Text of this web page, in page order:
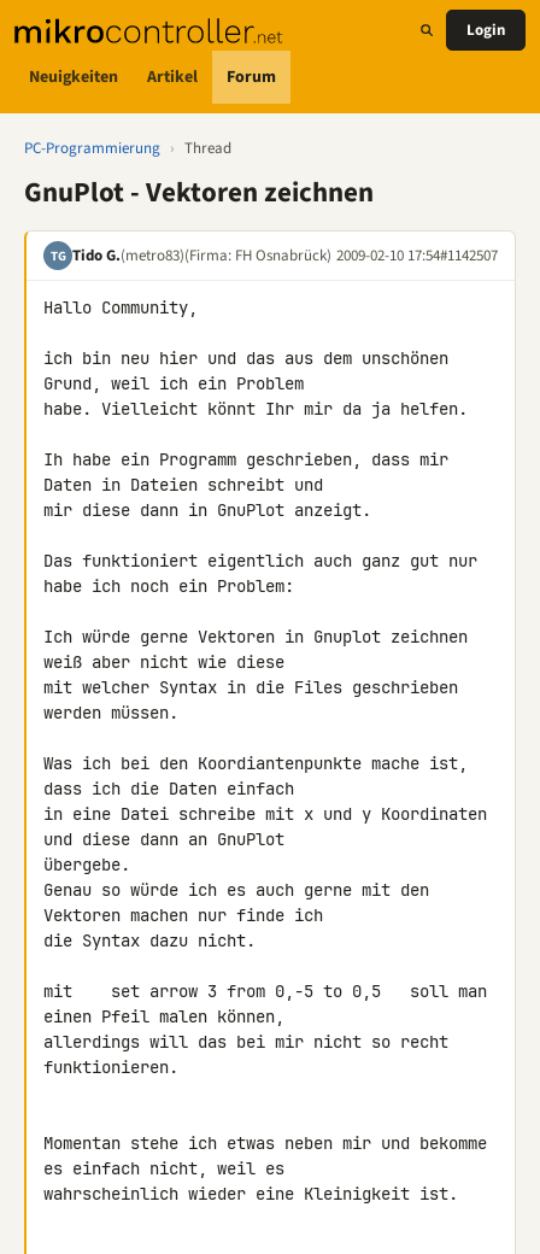
Neuigkeiten Artikel Forum
Login
PC-Programmierung › Thread
GnuPlot - Vektoren zeichnen
TG Tido G.(metro83)(Firma: FH Osnabrück) 2009-02-10 17:54#1142507
Hallo Community,
ich bin neu hier und das aus dem unschönen
Grund, weil ich ein Problem
habe. Vielleicht könnt Ihr mir da ja helfen.
Ih habe ein Programm geschrieben, dass mir
Daten in Dateien schreibt und
mir diese dann in GnuPlot anzeigt.
Das funktioniert eigentlich auch ganz gut nur
habe ich noch ein Problem:
Ich würde gerne Vektoren in Gnuplot zeichnen
weiß aber nicht wie diese
mit welcher Syntax in die Files geschrieben
werden müssen.
Was ich bei den Koordiantenpunkte mache ist,
dass ich die Daten einfach
in eine Datei schreibe mit x und y Koordinaten
und diese dann an GnuPlot
übergebe.
Genau so würde ich es auch gerne mit den
Vektoren machen nur finde ich
die Syntax dazu nicht.
mit    set arrow 3 from 0,-5 to 0,5   soll man
einen Pfeil malen können,
allerdings will das bei mir nicht so recht
funktionieren.
Momentan stehe ich etwas neben mir und bekomme
es einfach nicht, weil es
wahrscheinlich wieder eine Kleinigkeit ist.